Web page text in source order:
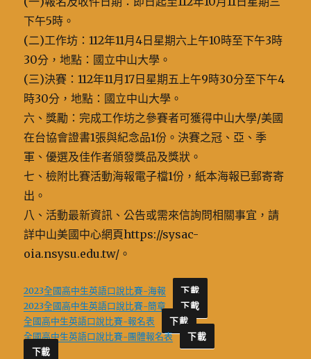
下午5時。
(二)工作坊：112年11月4日星期六上午10時至下午3時
30分，地點：國立中山大學。
(三)決賽：112年11月17日星期五上午9時30分至下午4
時30分，地點：國立中山大學。
六、獎勵：完成工作坊之參賽者可獲得中山大學/美國
在台協會證書1張與紀念品1份。決賽之冠、亞、季
軍、優選及佳作者頒發獎品及獎狀。
七、檢附比賽活動海報電子檔1份，紙本海報已郵寄寄
出。
八、活動最新資訊、公告或需來信詢問相關事宜，請
詳中山美國中心網頁https://sysac-
oia.nsysu.edu.tw/。
2023全國高中生英語口說比賽-海報 下載
2023全國高中生英語口說比賽-簡章 下載
全國高中生英語口說比賽-報名表 下載
全國高中生英語口說比賽-團體報名表
下載
下載